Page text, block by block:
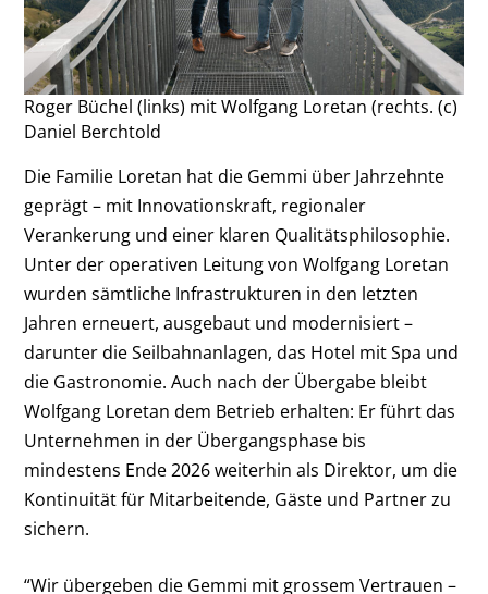
Roger Büchel (links) mit Wolfgang Loretan (rechts. (c)
Daniel Berchtold
Die Familie Loretan hat die Gemmi über Jahrzehnte
geprägt – mit Innovationskraft, regionaler
Verankerung und einer klaren Qualitätsphilosophie.
Unter der operativen Leitung von Wolfgang Loretan
wurden sämtliche Infrastrukturen in den letzten
Jahren erneuert, ausgebaut und modernisiert –
darunter die Seilbahnanlagen, das Hotel mit Spa und
die Gastronomie. Auch nach der Übergabe bleibt
Wolfgang Loretan dem Betrieb erhalten: Er führt das
Unternehmen in der Übergangsphase bis
mindestens Ende 2026 weiterhin als Direktor, um die
Kontinuität für Mitarbeitende, Gäste und Partner zu
sichern.
“Wir übergeben die Gemmi mit grossem Vertrauen –